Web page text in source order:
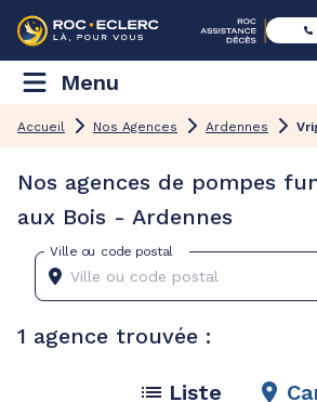
Menu
Accueil Nos Agences Ardennes
Nos agences de pompes
aux Bois - Ardennes
Ville ou code postal
1 agence trouvée :
Liste